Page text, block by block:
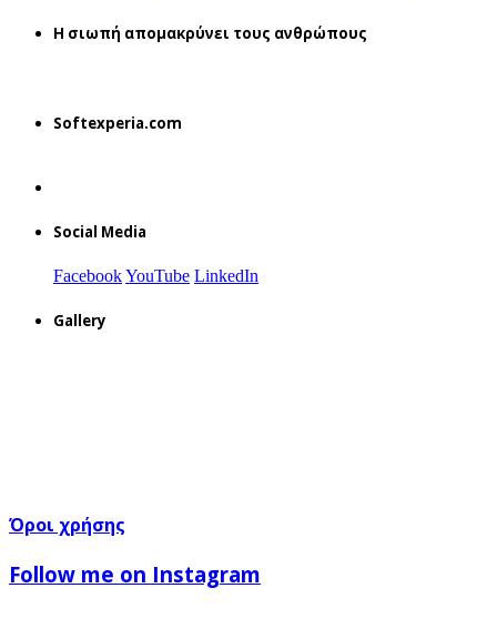
H σιωπή απομακρύνει τους ανθρώπους
Softexperia.com
Social Media
FacebookYouTube LinkedIn
Gallery
Όροι χρήσης
Follow me on Instagram